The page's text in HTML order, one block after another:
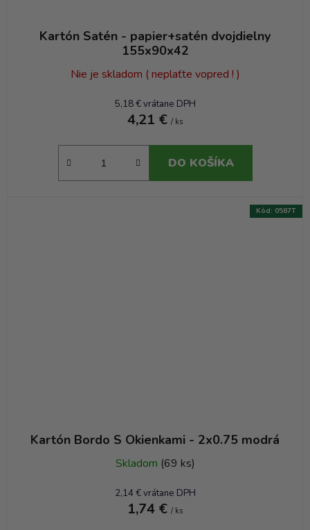
Kartón Satén - papier+satén dvojdielny
155x90x42
Nie je skladom ( neplaťte vopred ! )
5,18 € vrátane DPH
4,21 € / ks
DO KOŠÍKA
Kartón Bordo S Okienkami - 2x0.75 modrá
Skladom (69 ks)
2,14 € vrátane DPH
1,74 € / ks
Kód: 0587T